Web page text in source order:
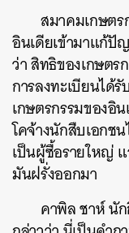
สมาคมเกษตร
อินเดียเข้ามาแก้ปั
ว่า สิทธิของเกษต
การลงทะเบียนได้
เกษตรกรรมของอิ
โคจ้างนักสืบเอกช
เป็นผู้ซื้อรายใหญ่
มันฝรั่งออกมา
คาพิล ชาห์ นั
ค้นหา
SHARE